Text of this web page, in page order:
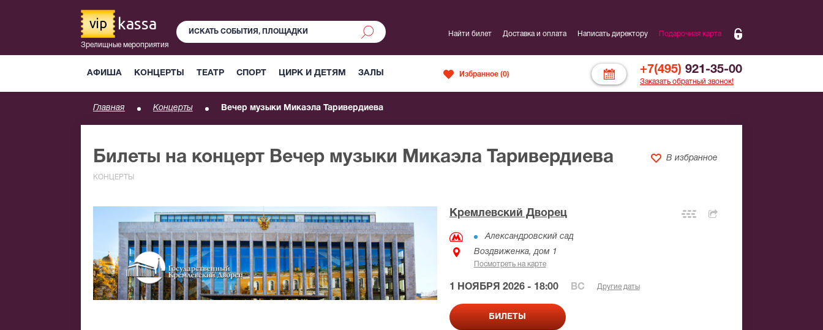
vip kassa
Зрелищные мероприятия
АФИША КОНЦЕРТЫ ТЕАТР СПОРТ ЦИРК И ДЕТЯМ ЗАЛЫ
Найти билет Доставка и оплата Написать директору Подарочная карта
+7(495) 921-35-00
Заказать обратный звонок!
Избранное (0)
Главная Концерты Вечер музыки Микаэла Таривердиева
Билеты на концерт Вечер музыки Микаэла Таривердиева
КОНЦЕРТЫ
В избранное
Кремлевский Дворец
Александровский сад
Воздвиженка, дом 1
Посмотреть на карте
1 НОЯБРЯ 2026 - 18:00 ВС Другие даты
БИЛЕТЫ